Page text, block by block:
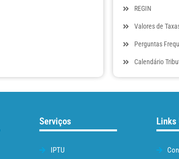
REGIN
Valores de
Perguntas
Calendário
Serviços
IPTU
Links